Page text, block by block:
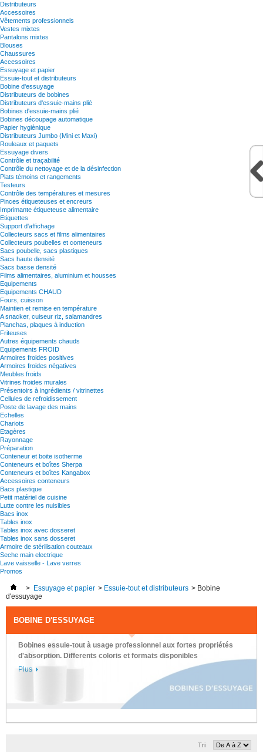
Distributeurs
Accessoires
Vêtements professionnels
Vestes mixtes
Pantalons mixtes
Blouses
Chaussures
Accessoires
Essuyage et papier
Essuie-tout et distributeurs
Bobine d'essuyage
Distributeurs de bobines
Distributeurs d'essuie-mains plié
Bobines d'essuie-mains plié
Bobines découpage automatique
Papier hygiènique
Distributeurs Jumbo (Mini et Maxi)
Rouleaux et paquets
Essuyage divers
Contrôle et traçabilité
Contrôle du nettoyage et de la désinfection
Plats témoins et rangements
Testeurs
Contrôle des températures et mesures
Pinces étiqueteuses et encreurs
Imprimante étiqueteuse alimentaire
Etiquettes
Support d'affichage
Collecteurs sacs et films alimentaires
Collecteurs poubelles et conteneurs
Sacs poubelle, sacs plastiques
Sacs haute densité
Sacs basse densité
Films alimentaires, aluminium et housses
Equipements
Equipements CHAUD
Fours, cuisson
Maintien et remise en température
A snacker, cuiseur riz, salamandres
Planchas, plaques à induction
Friteuses
Autres équipements chauds
Equipements FROID
Armoires froides positives
Armoires froides négatives
Meubles froids
Vitrines froides murales
Présentoirs à ingrédients / vitrinettes
Cellules de refroidissement
Poste de lavage des mains
Echelles
Chariots
Etagères
Rayonnage
Préparation
Conteneur et boite isotherme
Conteneurs et boîtes Sherpa
Conteneurs et boîtes Kangabox
Accessoires conteneurs
Bacs plastique
Petit matériel de cuisine
Lutte contre les nuisibles
Bacs inox
Tables inox
Tables inox avec dosseret
Tables inox sans dosseret
Armoire de stérilisation couteaux
Seche main electrique
Lave vaisselle - Lave verres
Promos
> Essuyage et papier > Essuie-tout et distributeurs > Bobine
d'essuyage
BOBINE D'ESSUYAGE
Bobines essuie-tout à usage professionnel aux fortes propriétés
d'absorption. Differents coloris et formats disponibles
Plus
Tri